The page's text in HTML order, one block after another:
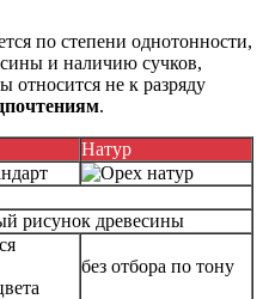
по степени однотонности,
и наличию сучков,
относится не к разряду
.
Натур
рисунок древесины
без отбора по тону